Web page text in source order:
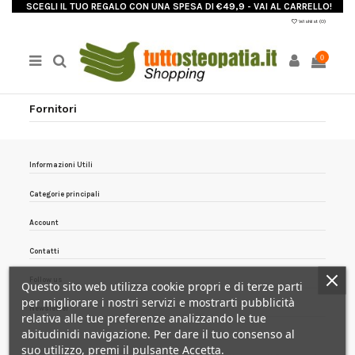
SCEGLI IL TUO REGALO CON UNA SPESA DI €49,9 - VAI AL CARRELLO!
Wishlist (0)
0
Fornitori
Informazioni Utili
Categorie principali
Account
Contatti
Questo sito web utilizza cookie propri e di terze parti
per migliorare i nostri servizi e mostrarti pubblicità
relativa alle tue preferenze analizzando le tue
abitudinidi navigazione. Per dare il tuo consenso al
suo utilizzo, premi il pulsante Accetta.
Newsletter